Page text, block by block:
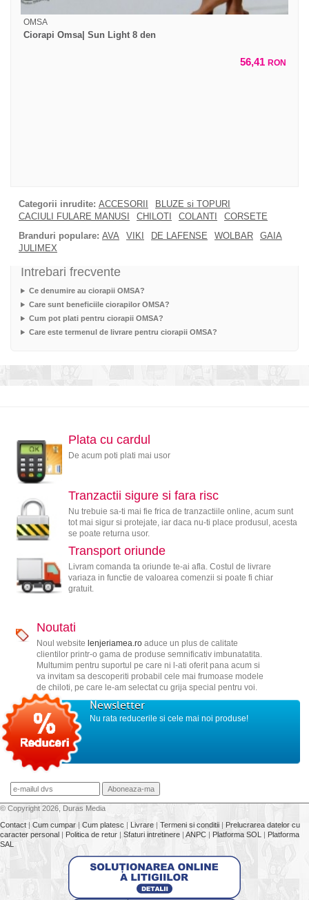
OMSA
Ciorapi Omsa| Sun Light 8 den
56,41 RON
Categorii inrudite: ACCESORII
BLUZE si TOPURI
CACIULI FULARE MANUSI
CHILOTI COLANTI
CORSETE
Branduri populare: AVA VIKI DE LAFENSE WOLBAR
GAIA
JULIMEX
Intrebari frecvente
Ce denumire au ciorapii OMSA?
Care sunt beneficiile ciorapilor OMSA?
Cum pot plati pentru ciorapii OMSA?
Care este termenul de livrare pentru ciorapii OMSA?
Plata cu cardul
De acum poti plati mai usor
Tranzactii sigure si fara risc
Nu trebuie sa-ti mai fie frica de tranzactiile online, acum sunt
tot mai sigur si protejate, iar daca nu-ti place produsul, acesta
se poate returna usor.
Transport oriunde
Livram comanda ta oriunde te-ai afla. Costul de livrare
variaza in functie de valoarea comenzii si poate fi chiar
gratuit.
Noutati
Noul website lenjeriamea.roaduce un plus de calitate
clientilor printr-o gama de produse semnificativ imbunatatita.
Multumim pentru suportul pe care ni l-ati oferit pana acum si
va invitam sa descoperiti probabil cele mai frumoase modele
de chiloti, pe care le-am selectat cu grija special pentru voi.
Newsletter
Nu rata reducerile si cele mai noi produse!
© Copyright 2026, Duras Media
Contact | Cum cumpar | Cum platesc | Livrare | Termeni si conditii | Prelucrarea datelor cu
caracter personal | Politica de retur | Sfaturi intretinere | ANPC | Platforma SOL | Platforma
SAL